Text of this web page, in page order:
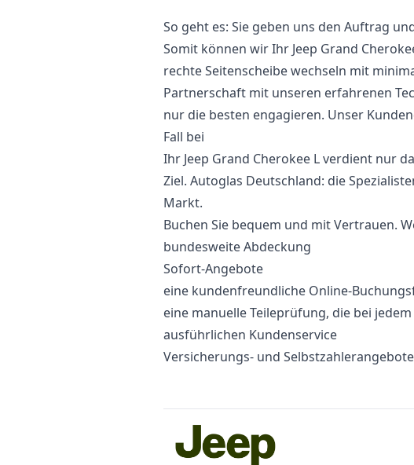
So geht es: Sie geben uns den Auftrag
Somit können wir Ihr Jeep Grand
rechte Seitenscheibe wechseln mit
Partnerschaft mit unseren erfahrenen
nur die besten engagieren. Unser
Fall bei
Ihr Jeep Grand Cherokee L verdient nur
Ziel. Autoglas Deutschland: die
Markt.
Buchen Sie bequem und mit Vertrauen.
bundesweite Abdeckung
Sofort-Angebote
eine kundenfreundliche Online-
eine manuelle Teileprüfung, die bei
ausführlichen Kundenservice
Versicherungs- und Selbstzahlerangebote